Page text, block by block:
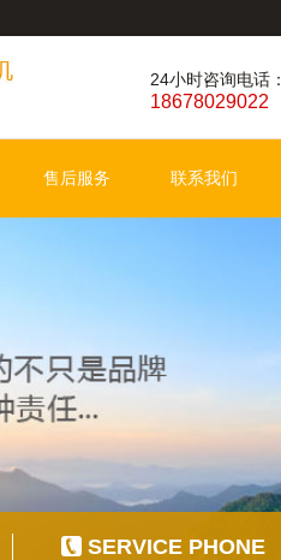
24小时咨询电话：
18678029022
售后服务 联系我们
SERVICE PHONE